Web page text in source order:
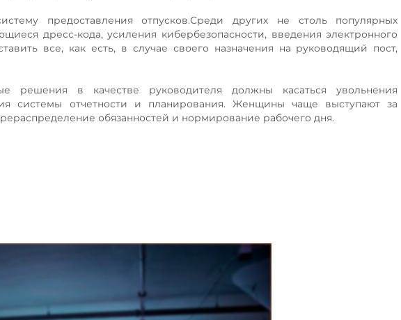
предоставления отпусков.Среди других не столь популярных
дресс-кода, усиления кибербезопасности, введения электронного
все, как есть, в случае своего назначения на руководящий пост,
решения в качестве руководителя должны касаться увольнения
системы отчетности и планирования. Женщины чаще выступают за
обязанностей и нормирование рабочего дня.